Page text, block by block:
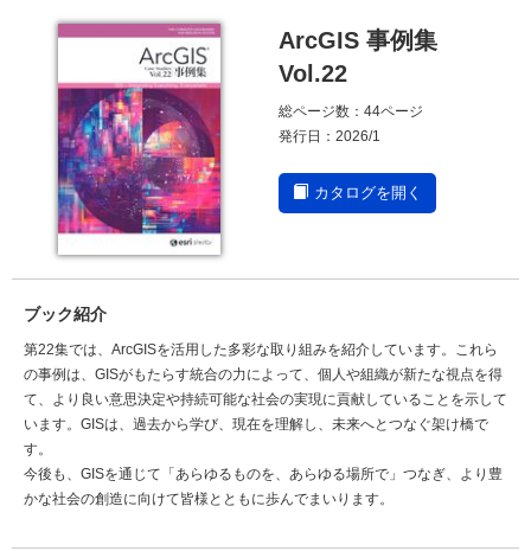
ArcGIS 事例集
Vol.22
総ページ数：44ページ
発行日：2026/1
カタログを開く
ブック紹介
第22集では、ArcGISを活用した多彩な取り組みを紹介しています。これら
の事例は、GISがもたらす統合の力によって、個人や組織が新たな視点を得
て、より良い意思決定や持続可能な社会の実現に貢献していることを示して
います。GISは、過去から学び、現在を理解し、未来へとつなぐ架け橋で
す。
今後も、GISを通じて「あらゆるものを、あらゆる場所で」つなぎ、より豊
かな社会の創造に向けて皆様とともに歩んでまいります。